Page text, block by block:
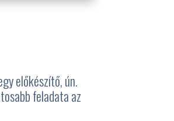
előkészítő, ún.
feladata az